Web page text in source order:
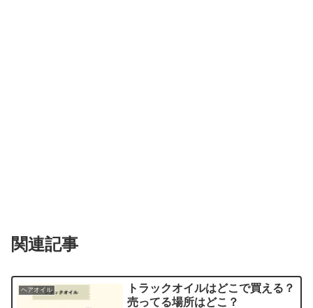
関連記事
ヘアオイル
トラックオイルはどこで買える？
売ってる場所はどこ？